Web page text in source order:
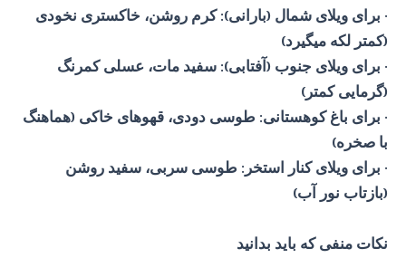
· برای ویلای شمال (بارانی): کرم روشن، خاکستری نخودی
(کمتر لکه میگیرد)
· برای ویلای جنوب (آفتابی): سفید مات، عسلی کمرنگ
(گرمایی کمتر)
· برای باغ کوهستانی: طوسی دودی، قهوهای خاکی (هماهنگ
با صخره)
· برای ویلای کنار استخر: طوسی سربی، سفید روشن
(بازتاب نور آب)
نکات منفی که باید بدانید